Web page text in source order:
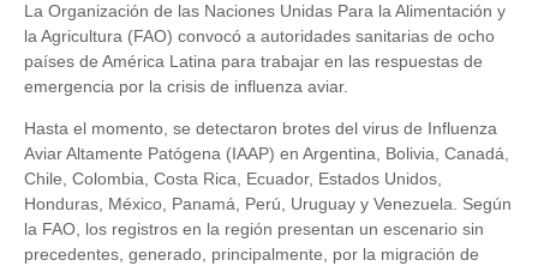
La Organización de las Naciones Unidas Para la Alimentación y
la Agricultura (FAO) convocó a autoridades sanitarias de ocho
países de América Latina para trabajar en las respuestas de
emergencia por la crisis de influenza aviar.
Hasta el momento, se detectaron brotes del virus de Influenza
Aviar Altamente Patógena (IAAP) en Argentina, Bolivia, Canadá,
Chile, Colombia, Costa Rica, Ecuador, Estados Unidos,
Honduras, México, Panamá, Perú, Uruguay y Venezuela. Según
la FAO, los registros en la región presentan un escenario sin
precedentes, generado, principalmente, por la migración de